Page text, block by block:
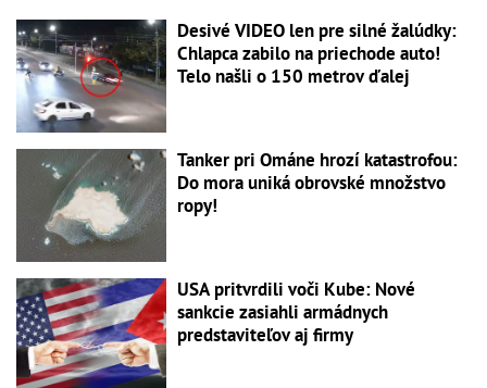
Desivé VIDEO len pre silné žalúdky:
Chlapca zabilo na priechode auto!
Telo našli o 150 metrov ďalej
Tanker pri Ománe hrozí katastrofou:
Do mora uniká obrovské množstvo
ropy!
USA pritvrdili voči Kube: Nové
sankcie zasiahli armádnych
predstaviteľov aj firmy